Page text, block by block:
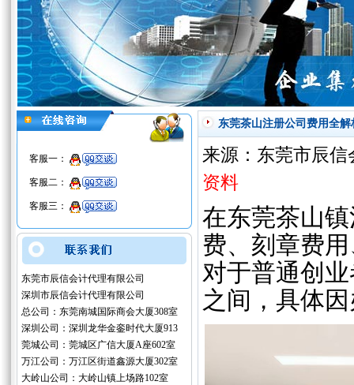
客服一：
客服二：
客服三：
东莞市辰信会计代理有限公司
深圳市辰信会计代理有限公司
总公司：东莞南城国际商会大厦308室
深圳公司：深圳龙华金銮时代大厦913
莞城公司：莞城区广信大厦A座602室
万江公司：万江区街道鑫源大厦302室
大岭山公司：大岭山镇上场路102室
东莞茶山注册公司费用全
来源：东莞市辰
资料
在东莞茶山
费、刻章费
对于普通创
之间，具体